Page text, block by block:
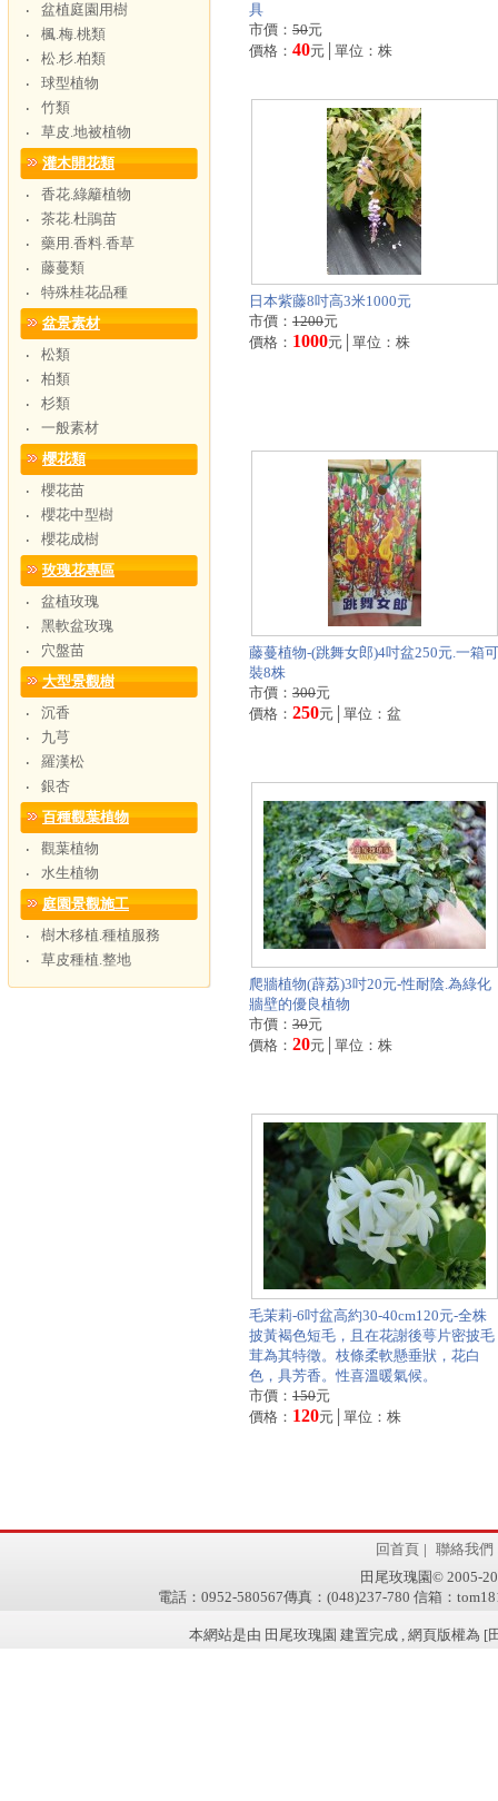
‧
盆植庭園用樹
‧
楓.梅.桃類
‧
松.杉.柏類
‧
球型植物
‧
竹類
‧
草皮.地被植物
灌木開花類
‧
香花.綠籬植物
‧
茶花.杜鵑苗
‧
藥用.香料.香草
‧
藤蔓類
‧
特殊桂花品種
盆景素材
‧
松類
‧
柏類
‧
杉類
‧
一般素材
櫻花類
‧
櫻花苗
‧
櫻花中型樹
‧
櫻花成樹
玫瑰花專區
‧
盆植玫瑰
‧
黑軟盆玫瑰
‧
穴盤苗
大型景觀樹
‧
沉香
‧
九芎
‧
羅漢松
‧
銀杏
百種觀葉植物
‧
觀葉植物
‧
水生植物
庭園景觀施工
‧
樹木移植.種植服務
‧
草皮種植.整地
具
市價： 50元
價格： 40元│單位：株
日本紫藤8吋高3米1000元
市價： 1200元
價格： 1000元│單位：株
藤蔓植物-(跳舞女郎)4吋盆250元.一箱可
裝8株
市價： 300元
價格： 250元│單位：盆
爬牆植物(薜荔)3吋20元-性耐陰.為綠化
牆壁的優良植物
市價： 30元
價格： 20元│單位：株
毛茉莉-6吋盆高約30-40cm120元-全株
披黃褐色短毛，且在花謝後萼片密披毛
茸為其特徵。枝條柔軟懸垂狀，花白
色，具芳香。性喜溫暖氣候。
市價： 150元
價格： 120元│單位：株
回首頁 | 聯絡我們
田尾玫瑰園© 2005-
電話：0952-580567傳真：(048)237-780 信箱：
本網站是由 田尾玫瑰園 建置完成 , 網頁版權為